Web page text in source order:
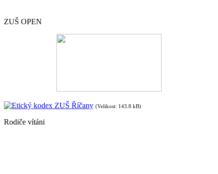
ZUŠ OPEN
Etický kodex ZUŠ Říčany (Velikost: 143.8 kB)
Rodiče vítáni